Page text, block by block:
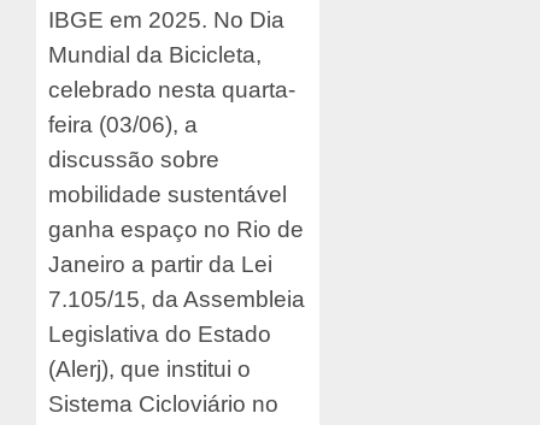
IBGE em 2025. No Dia
Mundial da Bicicleta,
celebrado nesta quarta-
feira (03/06), a
discussão sobre
mobilidade sustentável
ganha espaço no Rio de
Janeiro a partir da Lei
7.105/15, da Assembleia
Legislativa do Estado
(Alerj), que institui o
Sistema Cicloviário no